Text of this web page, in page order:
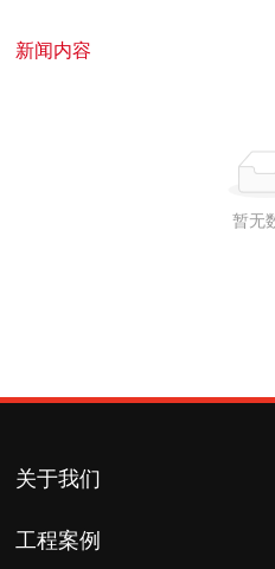
新闻内容
暂无
关于我们
工程案例